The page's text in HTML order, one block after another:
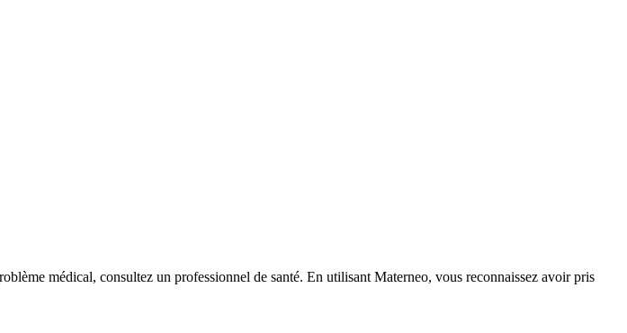
médical, consultez un professionnel de santé. En utilisant Materneo, vous reconnaissez avoir pris